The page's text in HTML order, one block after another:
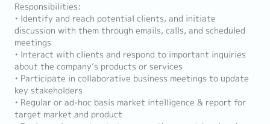
Responsibilities:
• Identify and reach potential clients, and initiate
discussion with them through emails, calls, and scheduled
meetings
• Interact with clients and respond to important inquiries
about the company’s products or services
• Participate in collaborative business meetings to update
key stakeholders
• Regular or ad-hoc basis market intelligence & report for
target market and product